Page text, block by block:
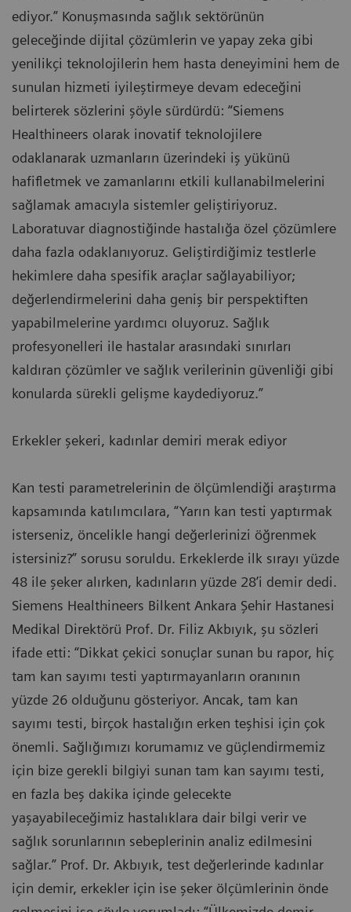
ediyor.” Konuşmasında sağlık sektörünün
geleceğinde dijital çözümlerin ve yapay zeka gibi
yenilikçi teknolojilerin hem hasta deneyimini hem de
sunulan hizmeti iyileştirmeye devam edeceğini
belirterek sözlerini şöyle sürdürdü: “Siemens
Healthineers olarak inovatif teknolojilere
odaklanarak uzmanların üzerindeki iş yükünü
hafifletmek ve zamanlarını etkili kullanabilmelerini
sağlamak amacıyla sistemler geliştiriyoruz.
Laboratuvar diagnostiğinde hastalığa özel çözümlere
daha fazla odaklanıyoruz. Geliştirdiğimiz testlerle
hekimlere daha spesifik araçlar sağlayabiliyor;
değerlendirmelerini daha geniş bir perspektiften
yapabilmelerine yardımcı oluyoruz. Sağlık
profesyonelleri ile hastalar arasındaki sınırları
kaldıran çözümler ve sağlık verilerinin güvenliği gibi
konularda sürekli gelişme kaydediyoruz.”
Erkekler şekeri, kadınlar demiri merak ediyor
Kan testi parametrelerinin de ölçümlendiği araştırma
kapsamında katılımcılara, “Yarın kan testi yaptırmak
isterseniz, öncelikle hangi değerlerinizi öğrenmek
istersiniz?” sorusu soruldu. Erkeklerde ilk sırayı yüzde
48 ile şeker alırken, kadınların yüzde 28’i demir dedi.
Siemens Healthineers Bilkent Ankara Şehir Hastanesi
Medikal Direktörü Prof. Dr. Filiz Akbıyık, şu sözleri
ifade etti: “Dikkat çekici sonuçlar sunan bu rapor, hiç
tam kan sayımı testi yaptırmayanların oranının
yüzde 26 olduğunu gösteriyor. Ancak, tam kan
sayımı testi, birçok hastalığın erken teşhisi için çok
önemli. Sağlığımızı korumamız ve güçlendirmemiz
için bize gerekli bilgiyi sunan tam kan sayımı testi,
en fazla beş dakika içinde gelecekte
yaşayabileceğimiz hastalıklara dair bilgi verir ve
sağlık sorunlarının sebeplerinin analiz edilmesini
sağlar.” Prof. Dr. Akbıyık, test değerlerinde kadınlar
için demir, erkekler için ise şeker ölçümlerinin önde